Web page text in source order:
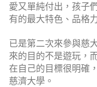
愛又單純付出，孩子
有的最大特色、品格
已是第二次來參與慈
來的目的不是遊玩，
在自己的目標很明確
慈濟大學。